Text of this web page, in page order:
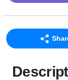
Facebook